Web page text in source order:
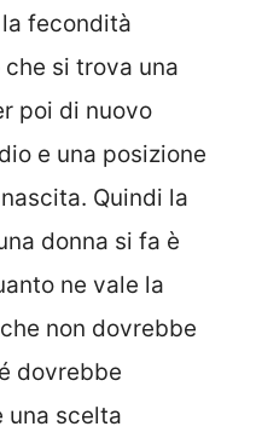
fecondità
si trova una
poi di nuovo
e una posizione
Quindi la
donna si fa è
ne vale la
non dovrebbe
dovrebbe
una scelta